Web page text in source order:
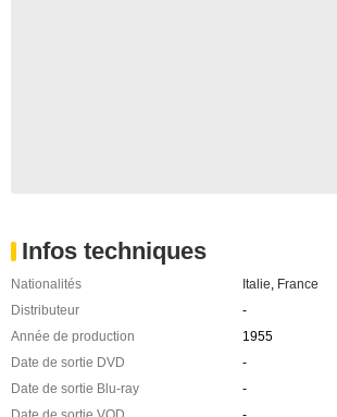
Infos techniques
Nationalités Italie, France
Distributeur
-
Année de production
1955
Date de sortie DVD
-
Date de sortie Blu-ray
-